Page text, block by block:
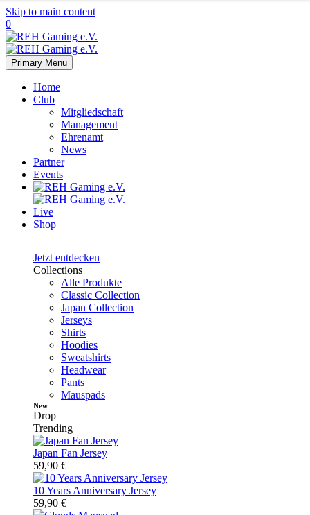
Skip to main content
0
Primary Menu
Home
Club
Mitgliedschaft
Management
Ehrenamt
News
Partner
Events
Live
Shop
Jetzt entdecken
Collections
Alle Produkte
Classic Collection
Japan Collection
Jerseys
Shirts
Hoodies
Sweatshirts
Headwear
Pants
Mauspads
New
Drop
Trending
Japan Fan Jersey
59,90 €
10 Years Anniversary Jersey
59,90 €